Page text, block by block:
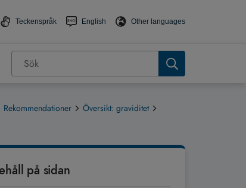
Teckenspråk English Other languages
Rekommendationer
Översikt: graviditet
på sidan